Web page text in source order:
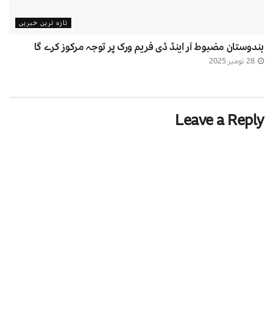
تازہ ترین خبریں
ہندوستان مضبوط آر اینڈ ڈی فریم ورک پر توجہ مرکوز کرے گا
Leave a Reply